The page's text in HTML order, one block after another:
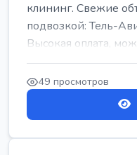
клининг. Свежие
подвозкой: Тель-
Высокая оплата,
...
49 просмотров